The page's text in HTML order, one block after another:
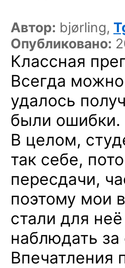
Автор: bjørling,
Опубликовано:
Классная
Всегда
удалось
были ошибки.
В целом,
так себе,
пересдачи,
поэтому мои
стали для
наблюдать
Впечатления